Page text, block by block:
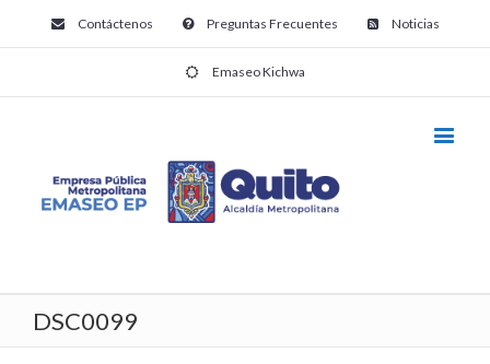
Contáctenos Preguntas Frecuentes Noticias
Emaseo Kichwa
DSC0099